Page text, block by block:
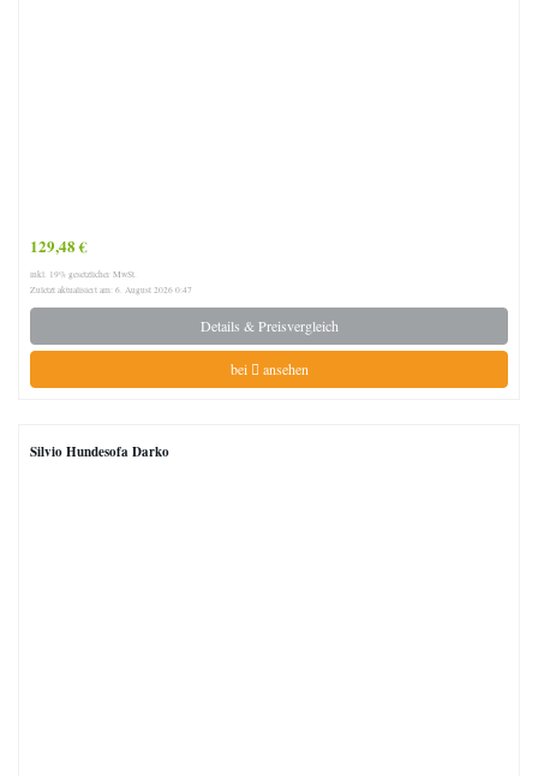
129,48 €
inkl. 19% gesetzlicher MwSt.
Zuletzt aktualisiert am: 6. August 2026 0:47
Details & Preisvergleich
bei ansehen
Silvio Hundesofa Darko